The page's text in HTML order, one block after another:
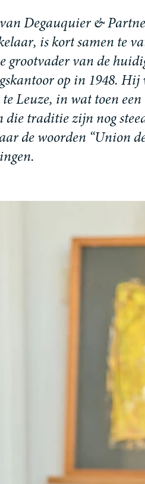
van Degauquier & Partne
elaar, is kort samen te va
e grootvader van de huidi
gskantoor op in 1948. Hij
te Leuze, in wat toen een
die traditie zijn nog stee
ar de woorden “Union d
ingen.